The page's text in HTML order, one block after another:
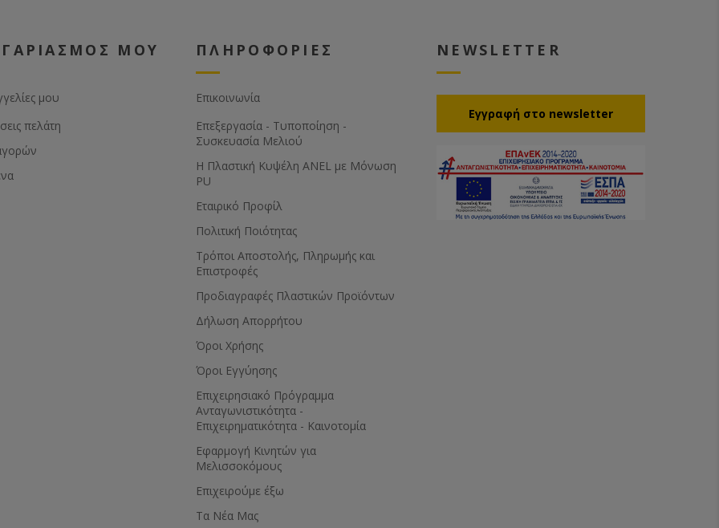
ΜΟΥ
μου
πελάτη
ΠΛΗΡΟΦΟΡΙΕΣ
Επικοινωνία
Επεξεργασία - Τυποποίηση -
Συσκευασία Μελιού
Η Πλαστική Κυψέλη ANEL με Μόνωση
PU
Εταιρικό Προφίλ
Πολιτική Ποιότητας
Τρόποι Αποστολής, Πληρωμής και
Επιστροφές
Προδιαγραφές Πλαστικών Προϊόντων
Δήλωση Απορρήτου
Όροι Χρήσης
Όροι Εγγύησης
Eπιχειρησιακό Πρόγραμμα
Ανταγωνιστικότητα -
Επιχειρηματικότητα - Καινοτομία
Εφαρμογή Κινητών για
Μελισσοκόμους
Επιχειρούμε έξω
Τα Νέα Μας
NEWSLETTER
Eγγραφή στο newsletter